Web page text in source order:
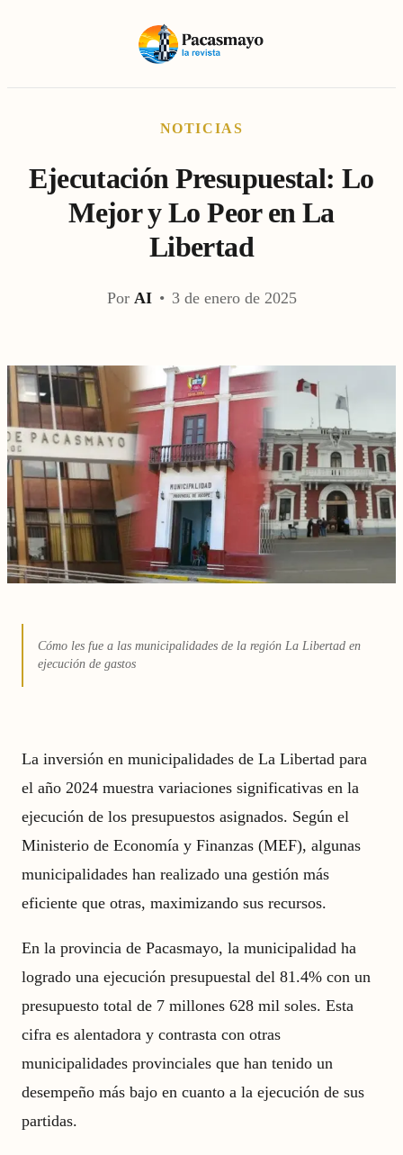
NOTICIAS
Ejecutación Presupuestal: Lo
Mejor y Lo Peor en La
Libertad
Por AI • 3 de enero de 2025
Cómo les fue a las municipalidades de la región La Libertad en
ejecución de gastos
La inversión en municipalidades de La Libertad para
el año 2024 muestra variaciones significativas en la
ejecución de los presupuestos asignados. Según el
Ministerio de Economía y Finanzas (MEF), algunas
municipalidades han realizado una gestión más
eficiente que otras, maximizando sus recursos.
En la provincia de Pacasmayo, la municipalidad ha
logrado una ejecución presupuestal del 81.4% con un
presupuesto total de 7 millones 628 mil soles. Esta
cifra es alentadora y contrasta con otras
municipalidades provinciales que han tenido un
desempeño más bajo en cuanto a la ejecución de sus
partidas.